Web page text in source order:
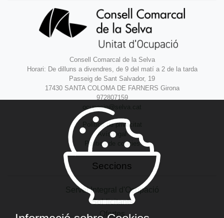
Consell Comarcal de la Selva
Horari: De dilluns a divendres, de 9 del matí a 2 de la tarda
Passeig de Sant Salvador, 19
17430 SANTA COLOMA DE FARNERS Girona
972807159
ocupacio@selva.cat
Política de privacitat
Avís legal
Política de cookies
Seccions
Servei Integral d'Ocupació
Sol·licitants
Ofertes